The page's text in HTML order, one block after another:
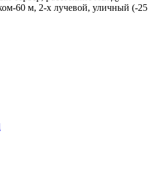
60 м, 2-х лучевой, уличный (-25